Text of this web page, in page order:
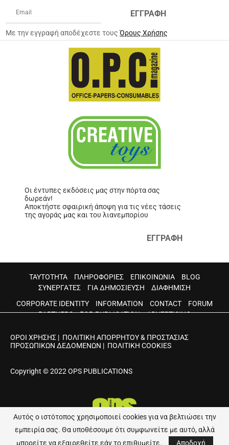
ΕΓΓΡΑΦΗ
Με την εγγραφή αποδέχεστε τουςΌρους Χρήσης
Οι έντυπες εκδόσεις μας στην πόρτα σας
δωρεάν!
Αποκτήστε σφαιρική άποψη για τις νέες τάσεις
της αγοράς μας και του λιανεμπορίου
ΕΓΓΡΑΦΗ
ΤΑΥΤΟΤΗΤΑ ΠΛΗΡΟΦΟΡΙΕΣ ΕΠΙΚΟΙΝΩΝΙΑ
BLOG
ΣΥΝΕΡΓΑΤΕΣ
ΓΙΑ ΔΗΜΟΣΙΕΥΣΗ
ΔΙΑΦΗΜΙΣΗ
CORPORATE IDENTITY
INFORMATION CONTACT
FORUM
PARTNERS
FOR PUBLICATION ADVERTISING
ΟΡΟΙ ΧΡΗΣΗΣ | ΠΟΛΙΤΙΚΗ ΑΠΟΡΡΗΤΟΥ & ΠΡΟΣΤΑΣΙΑΣ
ΠΡΟΣΩΠΙΚΩΝ ΔΕΔΟΜΕΝΩΝ | ΠΟΛΙΤΙΚΗ COOKIES
Copyright © 2022 OPS PUBLICATIONS
Developed byWeb Visionaries
Αυτός ο ιστότοπος χρησιμοποιεί cookies για να βελτιώσει την
εμπειρία σας. Θα υποθέσουμε ότι συμφωνείτε με αυτό, αλλά
μπορείτε να εξαιρεθείτε εάν το επιθυμείτε.
Αποδοχή